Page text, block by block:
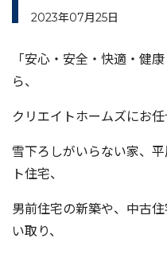
2023年07月25日
「安心・安全・快適・健
ら、
クリエイトホームズにお任
雪下ろしがいらない家、
ト住宅、
男前住宅の新築や、中古
い取り、